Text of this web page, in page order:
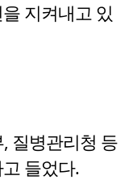
지켜내고 있
질병관리청 등
들었다.